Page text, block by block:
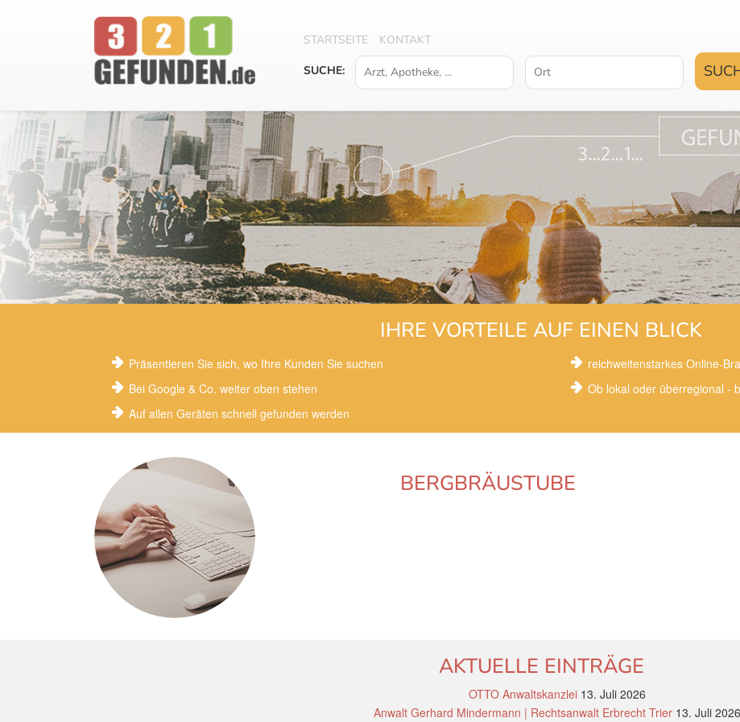
STARTSEITE
KONTAKT
SUCHE:
IHRE VORTEILE AUF EINEN BLICK
Präsentieren Sie sich, wo Ihre Kunden Sie suchen
Bei Google & Co. weiter oben stehen
Auf allen Geräten schnell gefunden werden
reichweitenstarkes Online-
Ob lokal oder überregional -
BERGBRÄUSTUBE
AKTUELLE EINTRÄGE
OTTO Anwaltskanzlei 13. Juli 2026
Anwalt Gerhard Mindermann | Rechtsanwalt Erbrecht Trier 13. Juli 2026